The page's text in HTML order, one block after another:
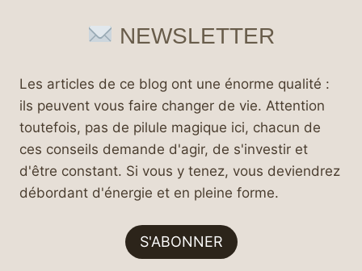
NEWSLETTER
Les articles de ce blog ont une énorme qualité :
ils peuvent vous faire changer de vie. Attention
toutefois, pas de pilule magique ici, chacun de
ces conseils demande d'agir, de s'investir et
d'être constant. Si vous y tenez, vous deviendrez
débordant d'énergie et en pleine forme.
S'ABONNER